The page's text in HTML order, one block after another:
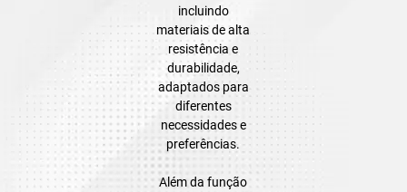
incluindo
materiais de alta
resistência e
durabilidade,
adaptados para
diferentes
necessidades e
preferências.
Além da função